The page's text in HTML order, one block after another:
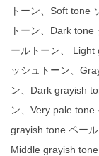
トーン、Soft tone
トーン、Dark
ールトーン、 Light
ッシュトーン、
ン、Dark grayish
ン、Very pale tone
grayish tone ペール
Middle grayish